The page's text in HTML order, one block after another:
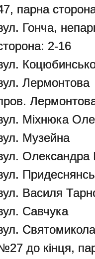
парна
Гонча,
2-16
Лермонтова
Міхнюка
Музейна
Олександра
Василя
Савчука
до кінця,